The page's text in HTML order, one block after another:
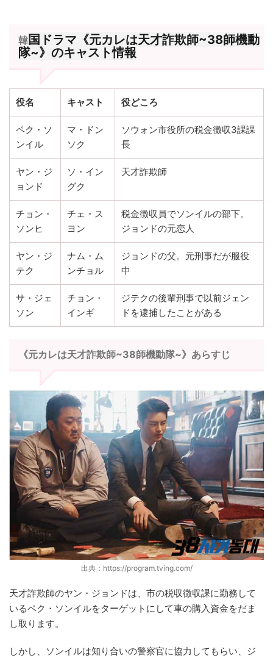
韓国ドラマ《元カレは天才詐欺師~38師機動
隊~》のキャスト情報
役名 キャスト 役どころ
ペク・ソ
ンイル
マ・ドン
ソク
ソウォン市役所の税金徴収3課課
長
ヤン・ジ
ョンド
ソ・イン
グク
天才詐欺師
チョン・
ソンヒ
チェ・ス
ヨン
税金徴収員でソンイルの部下。
ジョンドの元恋人
ヤン・ジ
テク
ナム・ム
ンチョル
ジョンドの父。元刑事だが服役
中
サ・ジェ
ソン
チョン・
インギ
ジテクの後輩刑事で以前ジェン
ドを逮捕したことがある
《元カレは天才詐欺師~38師機動隊~》あらすじ
出典：https://program.tving.com/
天才詐欺師のヤン・ジョンドは、市の税収徴収課に勤務して
いるペク・ソンイルをターゲットにして車の購入資金をだま
し取ります。
しかし、ソンイルは知り合いの警察官に協力してもらい、ジ